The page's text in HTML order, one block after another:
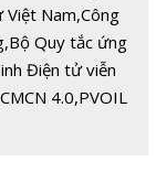
Việt Nam,Công
,Bộ Quy tắc ứng
Điện tử viễn
CMCN 4.0,PVOIL